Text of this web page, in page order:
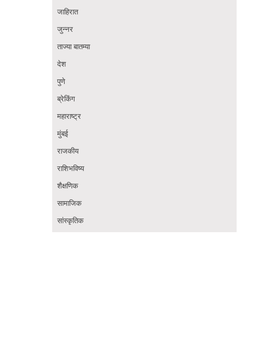
जाहिरात
जुन्नर
ताज्या बातम्या
देश
पुणे
ब्रेकिंग
महाराष्ट्र
मुंबई
राजकीय
राशिभविष्य
शैक्षणिक
सामाजिक
सांस्कृतिक